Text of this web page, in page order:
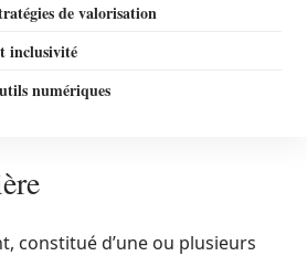
de valorisation
inclusivité
numériques
constitué d’une ou plusieurs